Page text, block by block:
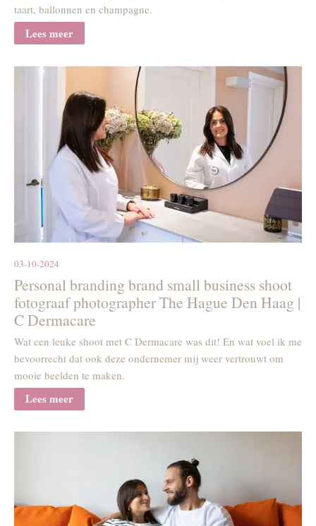
taart, ballonnen en champagne.
Lees meer
03-10-2024
Personal branding brand small business shoot
fotograaf photographer The Hague Den Haag |
C Dermacare
Wat een leuke shoot met C Dermacare was dit! En wat voel ik me
bevoorrecht dat ook deze ondernemer mij weer vertrouwt om
mooie beelden te maken.
Lees meer